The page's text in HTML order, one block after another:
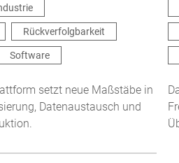
mit der Nutzung meiner Daten zur
einverstanden bin. Weitere
denDatenschutzerklärung
to start verification
Rückverfolgbarkeit
Software
setzt neue Maßstäbe in
Datenaustausch und